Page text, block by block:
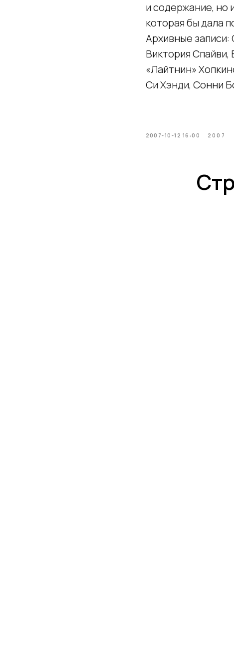
и содержание, но
которая бы дала
Архивные
Виктория
«Лайтнин»
Си Хэнди, Сонни
2007-10-12 16:00 2007